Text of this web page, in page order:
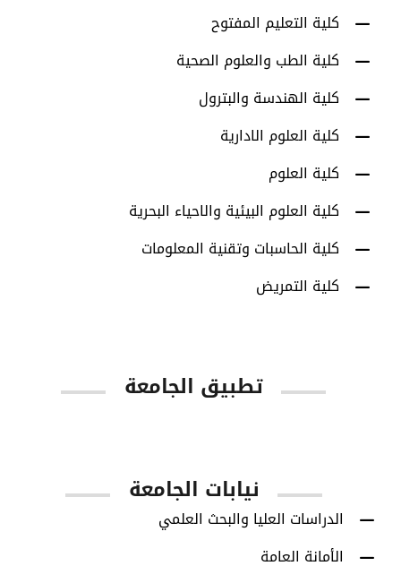
كلية التعليم المفتوح
كلية الطب والعلوم الصحية
كلية الهندسة والبترول
كلية العلوم الادارية
كلية العلوم
كلية العلوم البيئية والاحياء البحرية
كلية الحاسبات وتقنية المعلومات
كلية التمريض
تطبيق الجامعة
نيابات الجامعة
الدراسات العليا والبحث العلمي
الأمانة العامة